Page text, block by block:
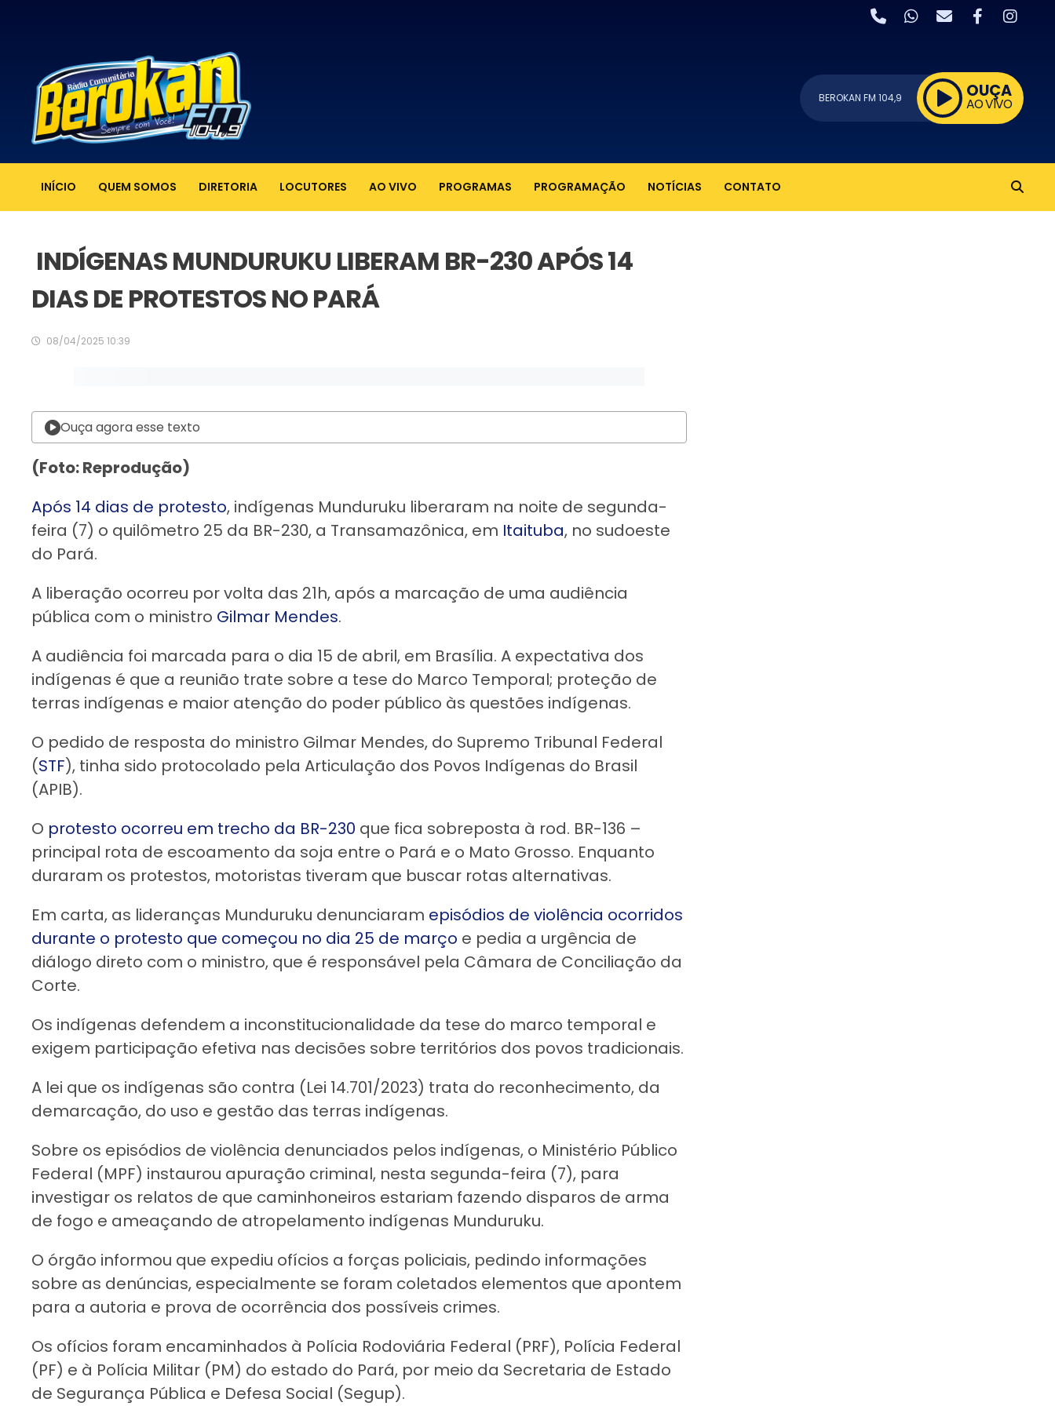
BEROKAN FM 104,9 OUÇA
AO VIVO
INÍCIO QUEM SOMOS DIRETORIA LOCUTORES AO VIVO PROGRAMAS PROGRAMAÇÃO NOTÍCIAS CONTATO
INDÍGENAS MUNDURUKU LIBERAM BR-230 APÓS 14
DIAS DE PROTESTOS NO PARÁ
08/04/2025 10:39
Ouça agora esse texto
(Foto: Reprodução)
Após 14 dias de protesto, indígenas Munduruku liberaram na noite de segunda-
feira (7) o quilômetro 25 da BR-230, a Transamazônica, em Itaituba, no sudoeste
do Pará.
A liberação ocorreu por volta das 21h, após a marcação de uma audiência
pública com o ministro Gilmar Mendes.
A audiência foi marcada para o dia 15 de abril, em Brasília. A expectativa dos
indígenas é que a reunião trate sobre a tese do Marco Temporal; proteção de
terras indígenas e maior atenção do poder público às questões indígenas.
O pedido de resposta do ministro Gilmar Mendes, do Supremo Tribunal Federal
(STF), tinha sido protocolado pela Articulação dos Povos Indígenas do Brasil
(APIB).
O protesto ocorreu em trecho da BR-230 que fica sobreposta à rod. BR-136 –
principal rota de escoamento da soja entre o Pará e o Mato Grosso. Enquanto
duraram os protestos, motoristas tiveram que buscar rotas alternativas.
Em carta, as lideranças Munduruku denunciaram episódios de violência ocorridos
durante o protesto que começou no dia 25 de março e pedia a urgência de
diálogo direto com o ministro, que é responsável pela Câmara de Conciliação da
Corte.
Os indígenas defendem a inconstitucionalidade da tese do marco temporal e
exigem participação efetiva nas decisões sobre territórios dos povos tradicionais.
A lei que os indígenas são contra (Lei 14.701/2023) trata do reconhecimento, da
demarcação, do uso e gestão das terras indígenas.
Sobre os episódios de violência denunciados pelos indígenas, o Ministério Público
Federal (MPF) instaurou apuração criminal, nesta segunda-feira (7), para
investigar os relatos de que caminhoneiros estariam fazendo disparos de arma
de fogo e ameaçando de atropelamento indígenas Munduruku.
O órgão informou que expediu ofícios a forças policiais, pedindo informações
sobre as denúncias, especialmente se foram coletados elementos que apontem
para a autoria e prova de ocorrência dos possíveis crimes.
Os ofícios foram encaminhados à Polícia Rodoviária Federal (PRF), Polícia Federal
(PF) e à Polícia Militar (PM) do estado do Pará, por meio da Secretaria de Estado
de Segurança Pública e Defesa Social (Segup).